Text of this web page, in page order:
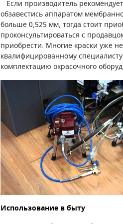
Если производитель
обзавестись аппаратом
больше 0,525 мм, тогда стоит
проконсультироваться с
приобрести. Многие краски уже
квалифицированному
комплектацию окрасочного
Использование в быту